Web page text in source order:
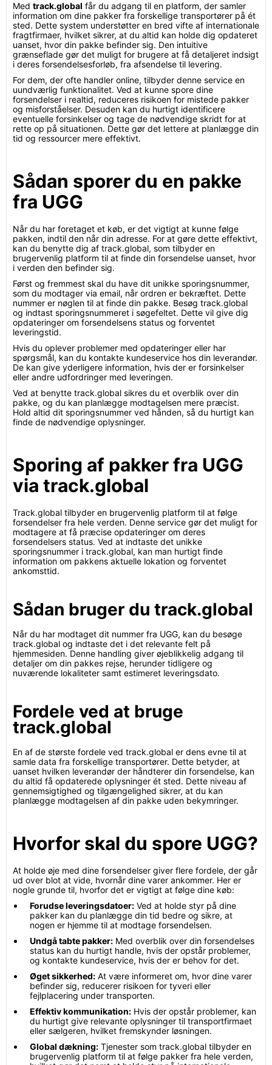
Med track.global får du adgang til en platform, der samler
information om dine pakker fra forskellige transportører på ét
sted. Dette system understøtter en bred vifte af internationale
fragtfirmaer, hvilket sikrer, at du altid kan holde dig opdateret
uanset, hvor din pakke befinder sig. Den intuitive
grænseflade gør det muligt for brugere at få detaljeret indsigt
i deres forsendelsesforløb, fra afsendelse til levering.
For dem, der ofte handler online, tilbyder denne service en
uundværlig funktionalitet. Ved at kunne spore dine
forsendelser i realtid, reduceres risikoen for mistede pakker
og misforståelser. Desuden kan du hurtigt identificere
eventuelle forsinkelser og tage de nødvendige skridt for at
rette op på situationen. Dette gør det lettere at planlægge din
tid og ressourcer mere effektivt.
Sådan sporer du en pakke
fra UGG
Når du har foretaget et køb, er det vigtigt at kunne følge
pakken, indtil den når din adresse. For at gøre dette effektivt,
kan du benytte dig af track.global, som tilbyder en
brugervenlig platform til at finde din forsendelse uanset, hvor
i verden den befinder sig.
Først og fremmest skal du have dit unikke sporingsnummer,
som du modtager via email, når ordren er bekræftet. Dette
nummer er nøglen til at finde din pakke. Besøg track.global
og indtast sporingsnummeret i søgefeltet. Dette vil give dig
opdateringer om forsendelsens status og forventet
leveringstid.
Hvis du oplever problemer med opdateringer eller har
spørgsmål, kan du kontakte kundeservice hos din leverandør.
De kan give yderligere information, hvis der er forsinkelser
eller andre udfordringer med leveringen.
Ved at benytte track.global sikres du et overblik over din
pakke, og du kan planlægge modtagelsen mere præcist.
Hold altid dit sporingsnummer ved hånden, så du hurtigt kan
finde de nødvendige oplysninger.
Sporing af pakker fra UGG
via track.global
Track.global tilbyder en brugervenlig platform til at følge
forsendelser fra hele verden. Denne service gør det muligt for
modtagere at få præcise opdateringer om deres
forsendelsers status. Ved at indtaste det unikke
sporingsnummer i track.global, kan man hurtigt finde
information om pakkens aktuelle lokation og forventet
ankomsttid.
Sådan bruger du track.global
Når du har modtaget dit nummer fra UGG, kan du besøge
track.global og indtaste det i det relevante felt på
hjemmesiden. Denne handling giver øjeblikkelig adgang til
detaljer om din pakkes rejse, herunder tidligere og
nuværende lokaliteter samt estimeret leveringsdato.
Fordele ved at bruge
track.global
En af de største fordele ved track.global er dens evne til at
samle data fra forskellige transportører. Dette betyder, at
uanset hvilken leverandør der håndterer din forsendelse, kan
du altid få opdaterede oplysninger ét sted. Dette niveau af
gennemsigtighed og tilgængelighed sikrer, at du kan
planlægge modtagelsen af din pakke uden bekymringer.
Hvorfor skal du spore UGG?
At holde øje med dine forsendelser giver flere fordele, der går
ud over blot at vide, hvornår dine varer ankommer. Her er
nogle grunde til, hvorfor det er vigtigt at følge dine køb:
Forudse leveringsdatoer: Ved at holde styr på dine
pakker kan du planlægge din tid bedre og sikre, at
nogen er hjemme til at modtage forsendelsen.
Undgå tabte pakker: Med overblik over din forsendelses
status kan du hurtigt handle, hvis der opstår problemer,
og kontakte kundeservice, hvis der er behov for det.
Øget sikkerhed: At være informeret om, hvor dine varer
befinder sig, reducerer risikoen for tyveri eller
fejlplacering under transporten.
Effektiv kommunikation: Hvis der opstår problemer, kan
du hurtigt give relevante oplysninger til transportfirmaet
eller sælgeren, hvilket fremskynder løsningen.
Global dækning: Tjenester som track.global tilbyder en
brugervenlig platform til at følge pakker fra hele verden,